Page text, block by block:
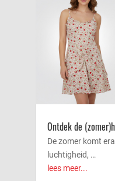
Ontdek de
De zomer komt
luchtigheid, …
lees meer...